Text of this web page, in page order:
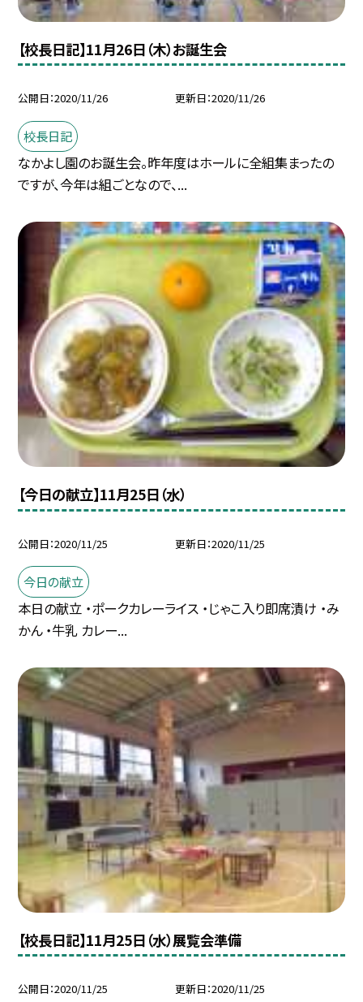
【校長日記】11月26日（木）お誕生会
公開日 2020/11/26 更新日 2020/11/26
校長日記
なかよし園のお誕生会。昨年度はホールに全組集まったの
ですが、今年は組ごとなので、...
【今日の献立】11月25日（水）
公開日 2020/11/25 更新日 2020/11/25
今日の献立
本日の献立 ・ポークカレーライス ・じゃこ入り即席漬け ・み
かん ・牛乳 カレー...
【校長日記】11月25日（水）展覧会準備
公開日 2020/11/25 更新日 2020/11/25